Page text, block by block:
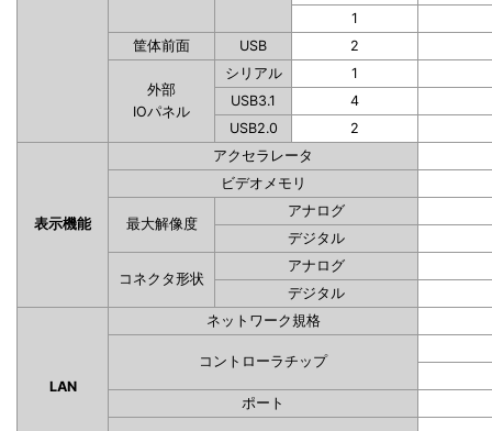
1
筐体前面
USB 2
外部
IOパネル
シリアル
1
USB3.1
4
USB2.0
2
表示機能
アクセラレータ
ビデオメモリ
最大解像度
アナログ
デジタル
コネクタ形状
アナログ
デジタル
LAN
ネットワーク規格
コントローラチップ
ポート